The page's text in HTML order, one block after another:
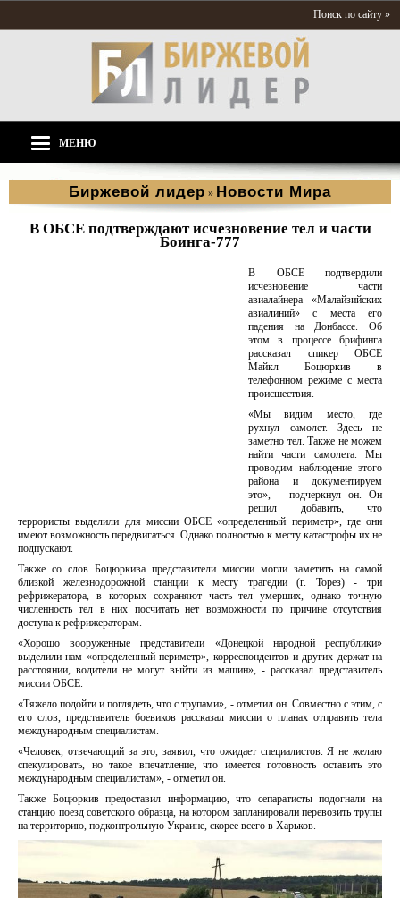
Поиск по сайту »
МЕНЮ
Биржевой лидер » Новости Мира
В ОБСЕ подтверждают исчезновение тел и части
Боинга-777
В ОБСЕ подтвердили
исчезновение части
авиалайнера «Малайзийских
авиалиний» с места его
падения на Донбассе. Об
этом в процессе брифинга
рассказал спикер ОБСЕ
Майкл Боцюркив в
телефонном режиме с места
происшествия.
«Мы видим место, где
рухнул самолет. Здесь не
заметно тел. Также не можем
найти части самолета. Мы
проводим наблюдение этого
района и документируем
это», - подчеркнул он. Он
решил добавить, что
террористы выделили для миссии ОБСЕ «определенный периметр», где они
имеют возможность передвигаться. Однако полностью к месту катастрофы их не
подпускают.
Также со слов Боцюркива представители миссии могли заметить на самой
близкой железнодорожной станции к месту трагедии (г. Торез) - три
рефрижератора, в которых сохраняют часть тел умерших, однако точную
численность тел в них посчитать нет возможности по причине отсутствия
доступа к рефрижераторам.
«Хорошо вооруженные представители «Донецкой народной республики»
выделили нам «определенный периметр», корреспондентов и других держат на
расстоянии, водители не могут выйти из машин», - рассказал представитель
миссии ОБСЕ.
«Тяжело подойти и поглядеть, что с трупами», - отметил он. Совместно с этим, с
его слов, представитель боевиков рассказал миссии о планах отправить тела
международным специалистам.
«Человек, отвечающий за это, заявил, что ожидает специалистов. Я не желаю
спекулировать, но такое впечатление, что имеется готовность оставить это
международным специалистам», - отметил он.
Также Боцюркив предоставил информацию, что сепаратисты подогнали на
станцию ​​поезд советского образца, на котором запланировали перевозить трупы
на территорию, подконтрольную Украине, скорее всего в Харьков.